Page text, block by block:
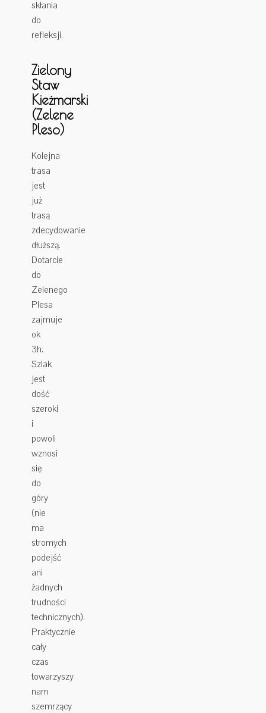
skłania
do
refleksji.
Zielony
Staw
Kieżmarski
(Zelene
Pleso)
Kolejna
trasa
jest
już
trasą
zdecydowanie
dłuższą.
Dotarcie
do
Zelenego
Plesa
zajmuje
ok
3h.
Szlak
jest
dość
szeroki
i
powoli
wznosi
się
do
góry
(nie
ma
stromych
podejść
ani
żadnych
trudności
technicznych).
Praktycznie
cały
czas
towarzyszy
nam
szemrzący